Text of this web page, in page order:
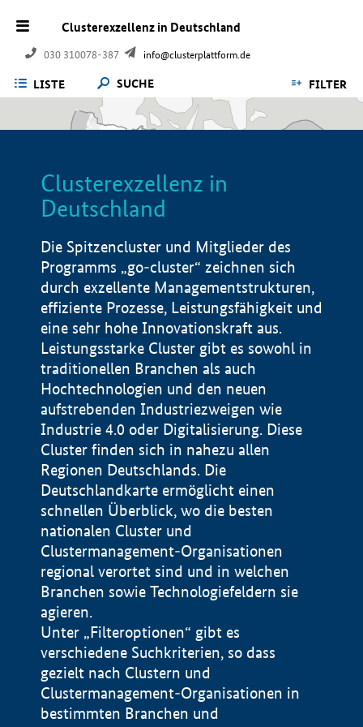
Clusterexzellenz in Deutschland
030 310078-387 info@clusterplattform.de
LISTE SUCHE FILTER
Clusterexzellenz in
Deutschland
Die Spitzencluster und Mitglieder des
Programms „go-cluster“ zeichnen sich
durch exzellente Managementstrukturen,
effiziente Prozesse, Leistungsfähigkeit und
eine sehr hohe Innovationskraft aus.
Leistungsstarke Cluster gibt es sowohl in
traditionellen Branchen als auch
Hochtechnologien und den neuen
aufstrebenden Industriezweigen wie
Industrie 4.0 oder Digitalisierung. Diese
Cluster finden sich in nahezu allen
Regionen Deutschlands. Die
Deutschlandkarte ermöglicht einen
schnellen Überblick, wo die besten
nationalen Cluster und
Clustermanagement-Organisationen
regional verortet sind und in welchen
Branchen sowie Technologiefeldern sie
agieren.
Unter „Filteroptionen“ gibt es
verschiedene Suchkriterien, so dass
gezielt nach Clustern und
Clustermanagement-Organisationen in
bestimmten Branchen und
Impressum
Datenschutzerklärung
BMWE, 2026 ©
100 km © Geobasis-DE / BKG 2015